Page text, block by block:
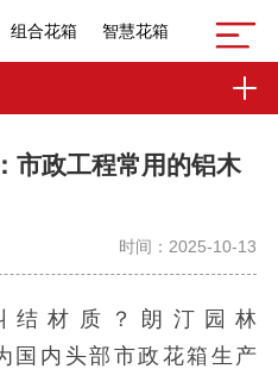
组合花箱 智慧花箱
市政工程常用的铝木
时间：2025-10-13
结材质？朗汀园林
国内头部市政花箱生产